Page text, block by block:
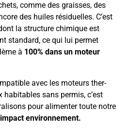
comme des graiss­es, des
des huiles résidu­elles. C’est
la struc­ture chim­ique est
stan­dard, ce qui lui per­met
à 100% dans un moteur
avec les moteurs ther­
hab­it­a­bles sans per­mis, c’est
pour ali­menter toute notre
environnement.